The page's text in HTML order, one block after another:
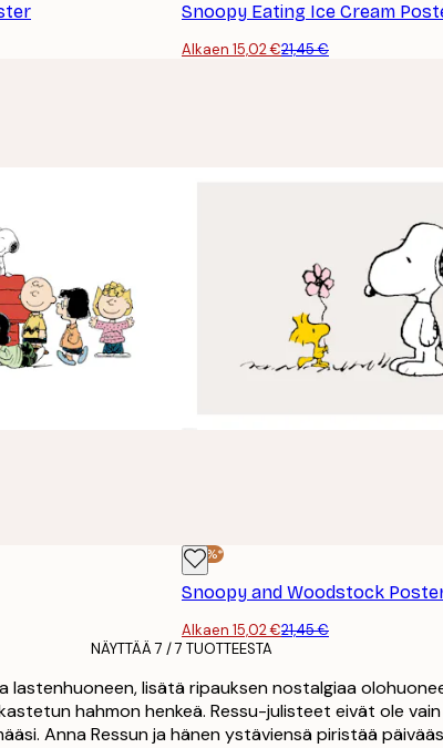
Snoopy Eating Ice Cream
Alkaen 15,02 €21,45 €
-30%*
Snoopy and Woodstock
Alkaen 15,02 €21,45 €
NÄYTTÄÄ 7 / 7 TUOTTEESTA
lastenhuoneen, lisätä ripauksen nostalgiaa
hahmon henkeä. Ressu-julisteet eivät ole
Anna Ressun ja hänen ystäviensä piristää